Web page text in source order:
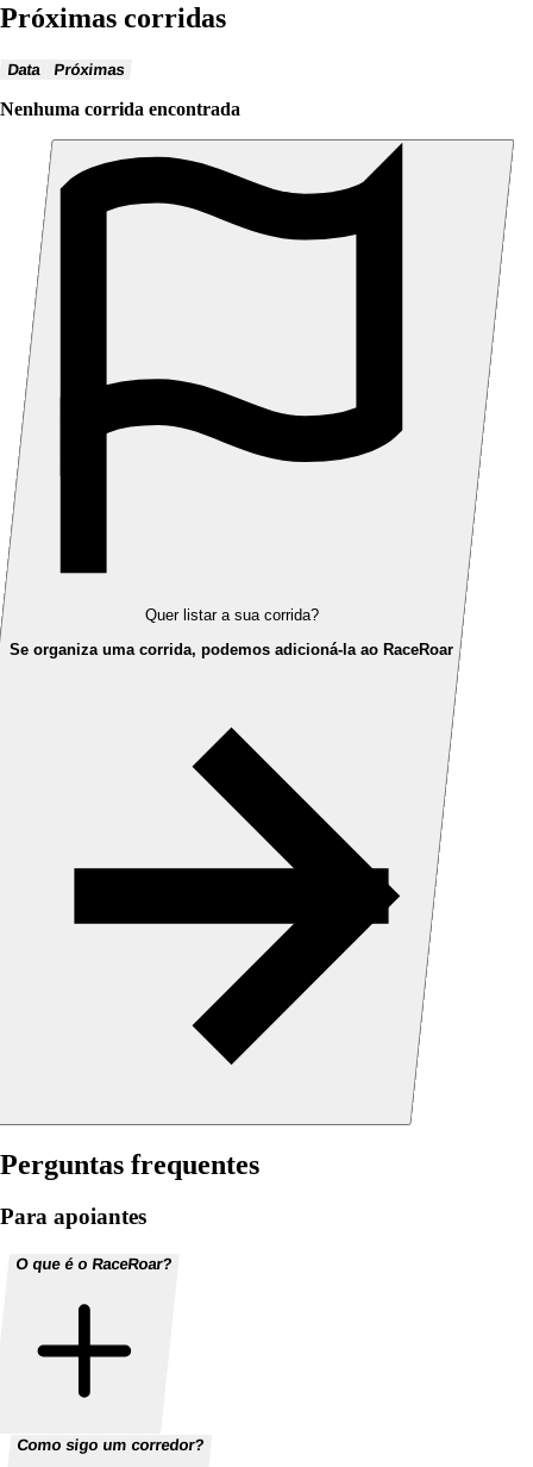
Próximas corridas
Data Próximas
Nenhuma corrida encontrada
Quer listar a sua corrida?
Se organiza uma corrida, podemos adicioná-la ao RaceRoar
Perguntas frequentes
Para apoiantes
O que é o RaceRoar?
Como sigo um corredor?